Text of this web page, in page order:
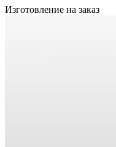
Изготовление на заказ